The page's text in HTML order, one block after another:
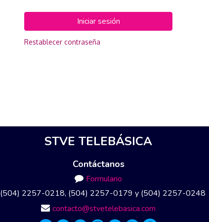
Iniciar sesión
Restablecer contraseña
STVE TELEBÁSICA
Contáctanos
Formulario
(504) 2257-0218, (504) 2257-0179 y (504) 2257-0248
contacto@stvetelebasica.com